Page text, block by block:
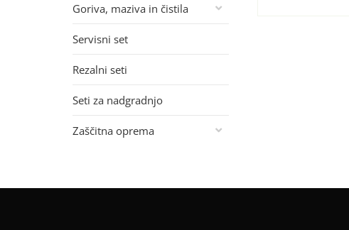
Goriva, maziva in čistila
Servisni set
Rezalni seti
Seti za nadgradnjo
Zaščitna oprema